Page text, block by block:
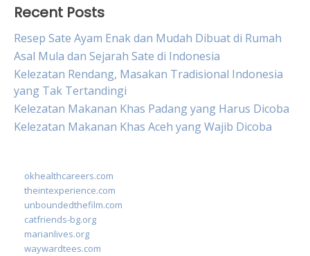
Recent Posts
Resep Sate Ayam Enak dan Mudah Dibuat di Rumah
Asal Mula dan Sejarah Sate di Indonesia
Kelezatan Rendang, Masakan Tradisional Indonesia
yang Tak Tertandingi
Kelezatan Makanan Khas Padang yang Harus Dicoba
Kelezatan Makanan Khas Aceh yang Wajib Dicoba
okhealthcareers.com
theintexperience.com
unboundedthefilm.com
catfriends-bg.org
marianlives.org
waywardtees.com